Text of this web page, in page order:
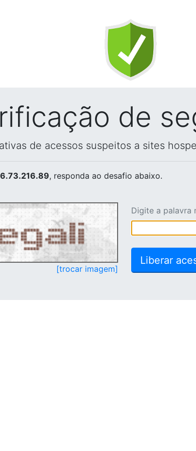
de
de acessos suspeitos a sites
, responda ao desafio abaixo.
[trocar imagem]
Digite a palavra